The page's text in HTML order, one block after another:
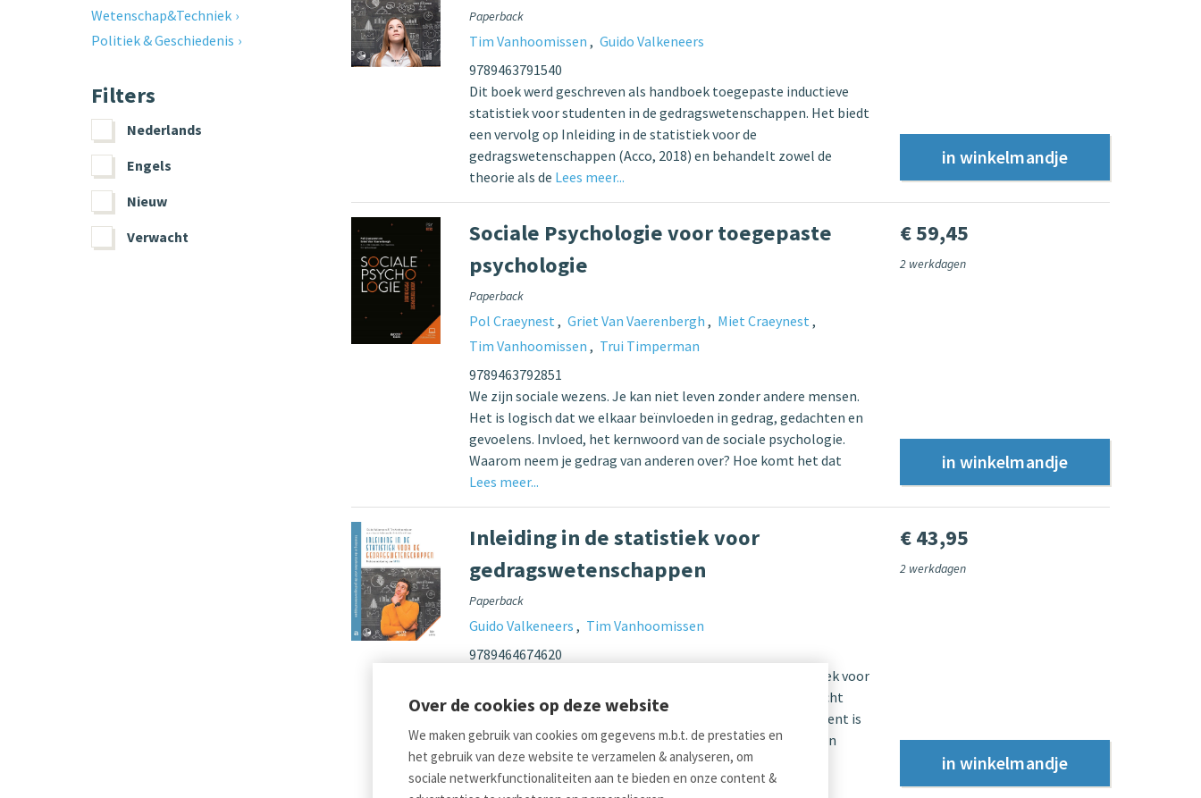
Wetenschap&Techniek
Politiek & Geschiedenis
Filters
Nederlands
Engels
Nieuw
Verwacht
Paperback
Tim Vanhoomissen
Guido Valkeneers
9789463791540
Dit boek werd geschreven als handboek toegepaste inductieve
statistiek voor studenten in de gedragswetenschappen. Het biedt
een vervolg op Inleiding in de statistiek voor de
gedragswetenschappen (Acco, 2018) en behandelt zowel de
theorie als de Lees meer...
Sociale Psychologie voor toegepaste
psychologie
Paperback
Pol Craeynest Griet Van Vaerenbergh
Miet Craeynest
Tim Vanhoomissen
Trui Timperman
9789463792851
We zijn sociale wezens. Je kan niet leven zonder andere mensen.
Het is logisch dat we elkaar beïnvloeden in gedrag, gedachten en
gevoelens. Invloed, het kernwoord van de sociale psychologie.
Waarom neem je gedrag van anderen over? Hoe komt het dat
Lees meer...
€ 59,45
2 werkdagen
Inleiding in de statistiek voor
gedragswetenschappen
Paperback
Guido Valkeneers
Tim Vanhoomissen
9789464674620
Dit studie- en werkboek biedt een introductie in de statistiek voor
studenten in de gedragswetenschappen. Nadat we toegelicht
hebben op welke manier statistiek een onmisbaar instrument is
bij wetenschappelijk onderzoek zoomen we in op variabelen
Lees meer...
€ 43,95
2 werkdagen
Over de cookies op deze website
We maken gebruik van cookies om gegevens m.b.t. de prestaties en
het gebruik van deze website te verzamelen & analyseren, om
sociale netwerkfunctionaliteiten aan te bieden en onze content &